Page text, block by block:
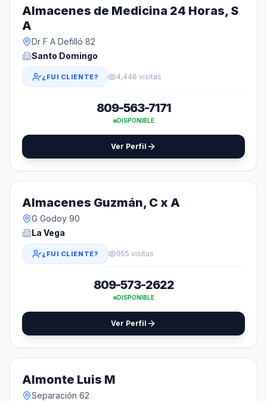
Almacenes de Medicina 24 Horas, S
A
Dr F A Defilló 82
Santo Domingo
¿FUI CLIENTE? 4,446 visitas
809-563-7171
DISPONIBLE
Ver Perfil
Almacenes Guzmán, C x A
G Godoy 90
La Vega
¿FUI CLIENTE? 955 visitas
809-573-2622
DISPONIBLE
Ver Perfil
Almonte Luis M
Separación 62